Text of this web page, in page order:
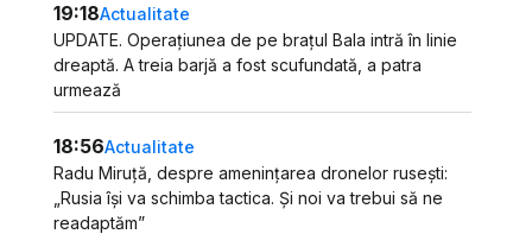
19:18Actualitate
UPDATE. Operațiunea de pe brațul Bala intră în linie
dreaptă. A treia barjă a fost scufundată, a patra
urmează
18:56Actualitate
Radu Miruță, despre amenințarea dronelor rusești:
„Rusia își va schimba tactica. Și noi va trebui să ne
readaptăm”